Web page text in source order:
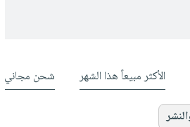
الأكثر مبيعاً هذا الشهر شحن مجاني